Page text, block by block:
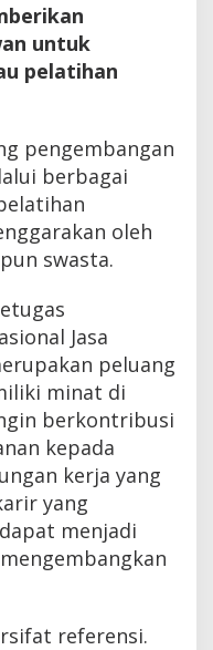
untuk
pelatihan
pengembangan
berbagai
oleh
swasta.
Jasa
peluang
minat di
berkontribusi
kepada
kerja yang
yang
menjadi
referensi.